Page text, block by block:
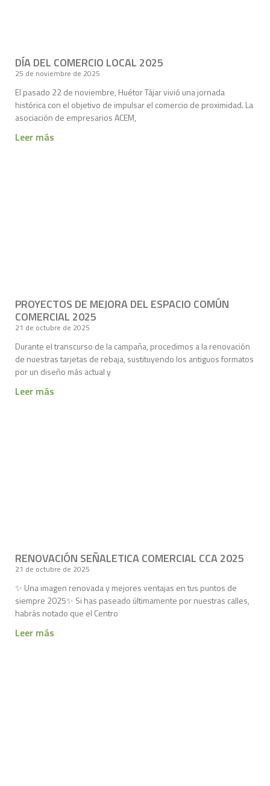
DÍA DEL COMERCIO LOCAL 2025
25 de noviembre de 2025
El pasado 22 de noviembre, Huétor Tájar vivió una jornada
histórica con el objetivo de impulsar el comercio de proximidad. La
asociación de empresarios ACEM,
Leer más
PROYECTOS DE MEJORA DEL ESPACIO COMÚN
COMERCIAL 2025
21 de octubre de 2025
Durante el transcurso de la campaña, procedimos a la renovación
de nuestras tarjetas de rebaja, sustituyendo los antiguos formatos
por un diseño más actual y
Leer más
RENOVACIÓN SEÑALETICA COMERCIAL CCA 2025
21 de octubre de 2025
✨ Una imagen renovada y mejores ventajas en tus puntos de
siempre 2025✨ Si has paseado últimamente por nuestras calles,
habrás notado que el Centro
Leer más